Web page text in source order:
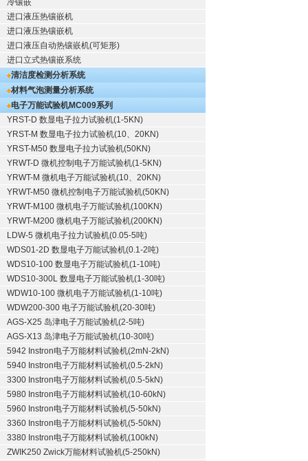
冷镶嵌
进口液压热镶嵌机
进口液压热镶嵌机
进口液压自动热镶嵌机(可矩形)
进口立式热镶嵌系统
清洁度检测分析系统
材料气泡测量分析系统
电子万能试验机MC009系列
YRST-D 数显电子拉力试验机(1-5KN)
YRST-M 数显电子拉力试验机(10、20KN)
YRST-M50 数显电子拉力试验机(50KN)
YRWT-D 微机控制电子万能试验机(1-5KN)
YRWT-M 微机电子万能试验机(10、20KN)
YRWT-M50 微机控制电子万能试验机(50KN)
YRWT-M100 微机电子万能试验机(100KN)
YRWT-M200 微机电子万能试验机(200KN)
LDW-5 微机电子拉力试验机(0.05-5吨)
WDS01-2D 数显电子万能试验机(0.1-2吨)
WDS10-100 数显电子万能试验机(1-10吨)
WDS10-300L 数显电子万能试验机(1-30吨)
WDW10-100 微机电子万能试验机(1-10吨)
WDW200-300 电子万能试验机(20-30吨)
AGS-X25 岛津电子万能试验机(2-5吨)
AGS-X13 岛津电子万能试验机(10-30吨)
5942 Instron电子万能材料试验机(2mN-2kN)
5940 Instron电子万能材料试验机(0.5-2kN)
3300 Instron电子万能材料试验机(0.5-5kN)
5980 Instron电子万能材料试验机(10-60kN)
5960 Instron电子万能材料试验机(5-50kN)
3360 Instron电子万能材料试验机(5-50kN)
3380 Instron电子万能材料试验机(100kN)
ZWIK250 Zwick万能材料试验机(5-250kN)